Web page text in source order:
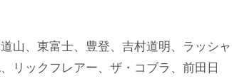
山、東富士、豊登、吉村道明、ラッシャ
リックフレアー、ザ・コブラ、前田日